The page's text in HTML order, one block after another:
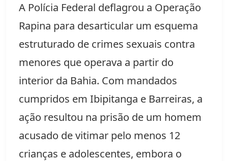
A Polícia Federal deflagrou a Operação
Rapina para desarticular um esquema
estruturado de crimes sexuais contra
menores que operava a partir do
interior da Bahia. Com mandados
cumpridos em Ibipitanga e Barreiras, a
ação resultou na prisão de um homem
acusado de vitimar pelo menos 12
crianças e adolescentes, embora o